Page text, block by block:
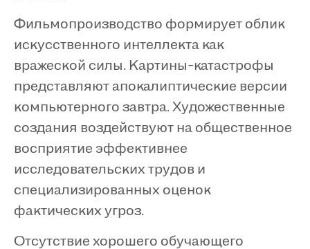
Фильмопроизводство формирует облик
искусственного интеллекта как
вражеской силы. Картины-катастрофы
представляют апокалиптические версии
компьютерного завтра. Художественные
создания воздействуют на общественное
восприятие эффективнее
исследовательских трудов и
специализированных оценок
фактических угроз.
Отсутствие хорошего обучающего